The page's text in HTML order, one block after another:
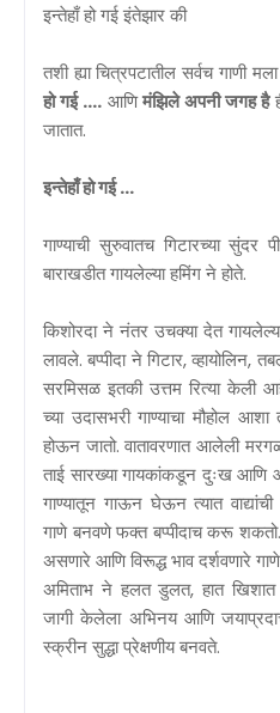
इन्तेहाँ हो गई इंतेझार की
तशी ह्या चित्रपटातील सर्वच गाणी
हो गई....आणिमंझिले अपनी जगह है
जातात.
इन्तेहाँ हो गई...
गाण्याची सुरुवातच गिटारच्या
बाराखडीत गायलेल्या हमिंग ने होते.
किशोरदा ने नंतर उचक्या देत गायलेल्या
लावले. बप्पीदा ने गिटार, व्हायोलिन,
सरमिसळ इतकी उत्तम रित्या केली
च्या उदासभरी गाण्याचा मौहोल
होऊन जातो. वातावरणात आलेली
ताई सारख्या गायकांकडून दुःख आणि
गाण्यातून गाऊन घेऊन त्यात
गाणे बनवणे फक्त बप्पीदाच करू
असणारे आणि विरूद्ध भाव दर्शवणारे
अमिताभ ने हलत डुलत, हात
जागी केलेला अभिनय आणि
स्क्रीन सुद्धा प्रेक्षणीय बनवते.